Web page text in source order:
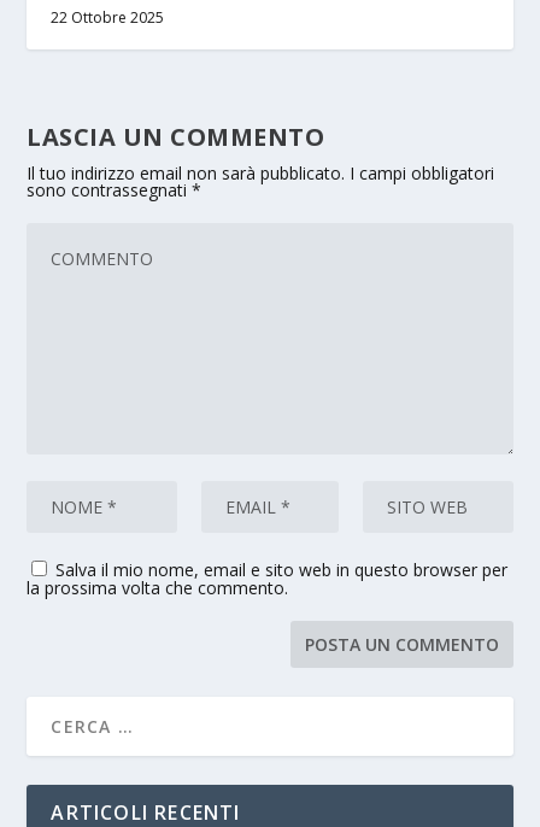
22 Ottobre 2025
LASCIA UN COMMENTO
Il tuo indirizzo email non sarà pubblicato. I campi obbligatori
sono contrassegnati*
Salva il mio nome, email e sito web in questo browser per
la prossima volta che commento.
ARTICOLI RECENTI